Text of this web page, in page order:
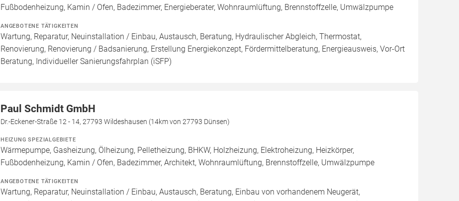
Fußbodenheizung, Kamin / Ofen, Badezimmer, Energieberater, Wohnraumlüftung, Brennstoffzelle, Umwälzpumpe
ANGEBOTENE TÄTIGKEITEN
Wartung, Reparatur, Neuinstallation / Einbau, Austausch, Beratung, Hydraulischer Abgleich, Thermostat,
Renovierung, Renovierung / Badsanierung, Erstellung Energiekonzept, Fördermittelberatung, Energieausweis, Vor-Ort
Beratung, Individueller Sanierungsfahrplan (iSFP)
Paul Schmidt GmbH
Dr.-Eckener-Straße 12 - 14, 27793 Wildeshausen (14km von 27793 Dünsen)
HEIZUNG SPEZIALGEBIETE
Wärmepumpe, Gasheizung, Ölheizung, Pelletheizung, BHKW, Holzheizung, Elektroheizung, Heizkörper,
Fußbodenheizung, Kamin / Ofen, Badezimmer, Architekt, Wohnraumlüftung, Brennstoffzelle, Umwälzpumpe
ANGEBOTENE TÄTIGKEITEN
Wartung, Reparatur, Neuinstallation / Einbau, Austausch, Beratung, Einbau von vorhandenem Neugerät,